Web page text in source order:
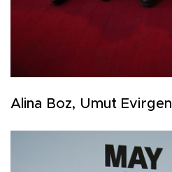
Alina Boz, Umut Evirgen